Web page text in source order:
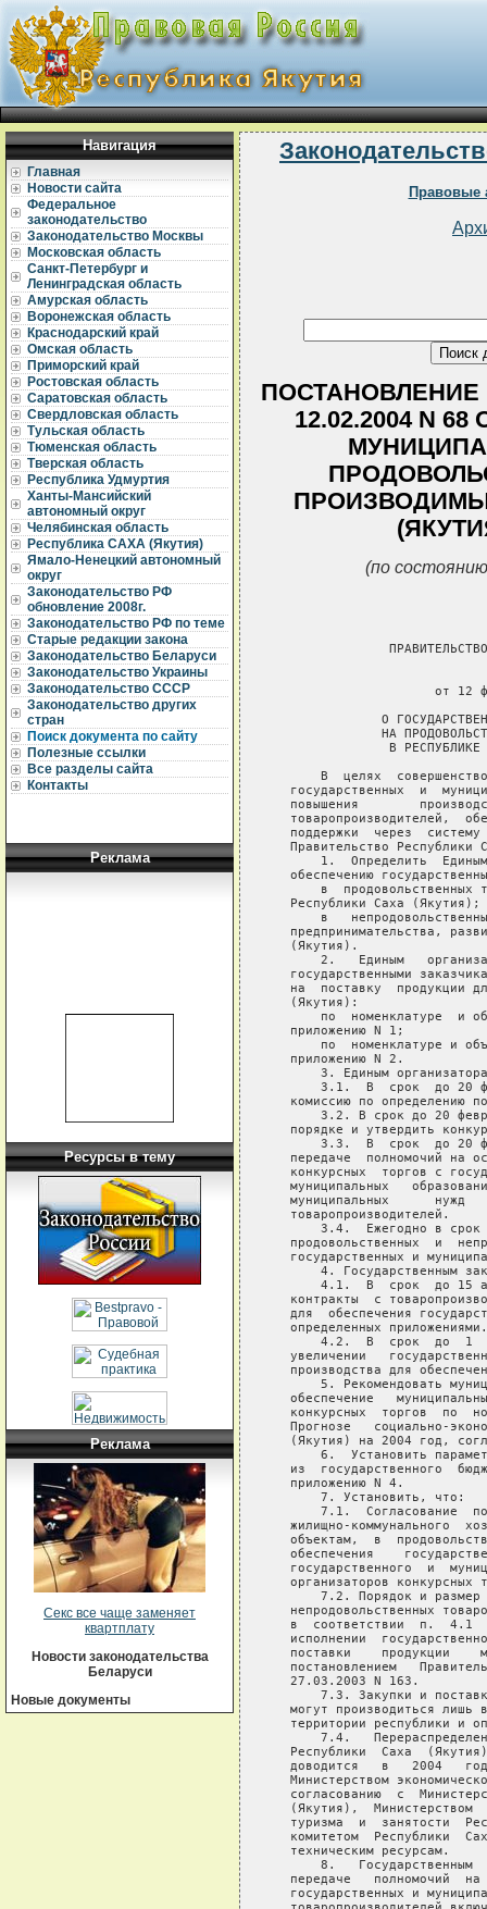
Навигация
Главная
Новости сайта
Федеральное
законодательство
Законодательство Москвы
Московская область
Санкт-Петербург и
Ленинградская область
Амурская область
Воронежская область
Краснодарский край
Омская область
Приморский край
Ростовская область
Саратовская область
Свердловская область
Тульская область
Тюменская область
Тверская область
Республика Удмуртия
Ханты-Мансийский
автономный округ
Челябинская область
Республика САХА (Якутия)
Ямало-Ненецкий автономный
округ
Законодательство РФ
обновление 2008г.
Законодательство РФ по теме
Старые редакции закона
Законодательство Беларуси
Законодательство Украины
Законодательство СССР
Законодательство других
стран
Поиск документа по сайту
Полезные ссылки
Все разделы сайта
Контакты
Реклама
Ресурсы в тему
Реклама
Секс все чаще заменяет
квартплату
Новости законодательства
Беларуси
Новые документы
Правовые
ПОСТАНОВЛЕНИЕ
12.02.2004 N
(по
от 12
О
НА
В
В  целях
государственных  и
повышения
товаропроизводителей,
поддержки  через
Правительство Республики
1.  Определить
обеспечению
в  продовольственных
   Республики Саха (Якутия);
в
предпринимательства,
   (Якутия).
2.   Единым
государственными
на  поставку  продукции
   (Якутия):
по  номенклатуре  и
   приложению N 1;
по  номенклатуре и
   приложению N 2.
3. Единым
3.1.  В  срок  до 20
комиссию по определению
3.2. В срок до 20
порядке и утвердить
3.3.  В  срок  до 20
передаче  полномочий на
конкурсных  торгов с
муниципальных
муниципальных      нужд
   товаропроизводителей.
3.4.  Ежегодно в
продовольственных  и
государственных и
4. Государственным
4.1.  В  срок  до 15
контракты  с
для  обеспечения
   определенных приложениями.
4.2.  В  срок  до  1
увеличении
производства для
5. Рекомендовать
обеспечение
конкурсных  торгов  по
Прогнозе   социально-
(Якутия) на 2004 год,
6.  Установить
из  государственного
   приложению N 4.
       7. Установить, что:
7.1.  Согласование
жилищно-коммунального
объектам,  в
обеспечения
государственного  и
организаторов конкурсных
7.2. Порядок и
непродовольственных
в  соответствии  п.  4.1
исполнении
поставки    продукции
постановлением
   27.03.2003 N 163.
7.3. Закупки и
могут производиться лишь
территории республики и
7.4.
Республики  Саха
доводится   в   2004
Министерством
согласованию  с
(Якутия),  Министерством
туризма  и  занятости
комитетом  Республики
   техническим ресурсам.
8.   Государственным
передаче   полномочий
государственных и